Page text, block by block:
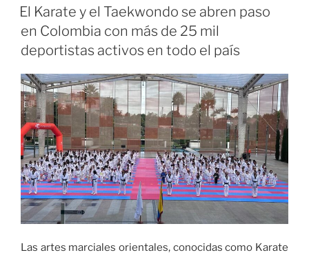
EL
El Karate y el Taekwondo se abren paso
en Colombia con más de 25 mil
deportistas activos en todo el país
Las artes marciales orientales, conocidas como Karate